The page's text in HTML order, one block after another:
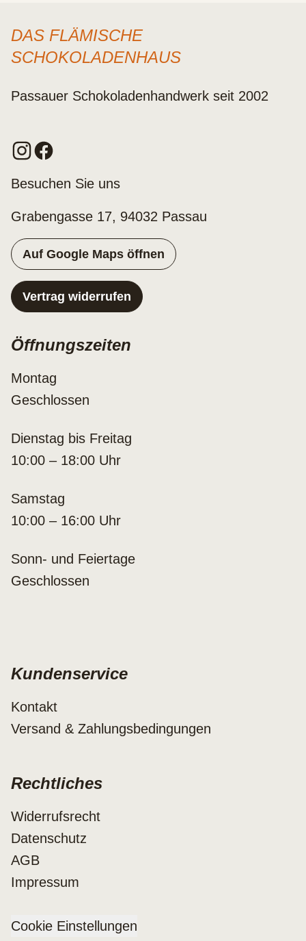
DAS FLÄMISCHE
SCHOKOLADENHAUS
Passauer Schokoladenhandwerk seit 2002
Besuchen Sie uns
Grabengasse 17, 94032 Passau
Auf Google Maps öffnen
Vertrag widerrufen
Öffnungszeiten
Montag
Geschlossen
Dienstag bis Freitag
10:00 – 18:00 Uhr
Samstag
10:00 – 16:00 Uhr
Sonn- und Feiertage
Geschlossen
Kundenservice
Kontakt
Versand & Zahlungsbedingungen
Rechtliches
Widerrufsrecht
Datenschutz
AGB
Impressum
Cookie Einstellungen